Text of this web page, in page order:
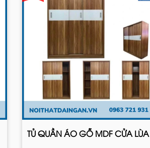
TỦ QUẦN ÁO GỖ MDF CỬA LÙA